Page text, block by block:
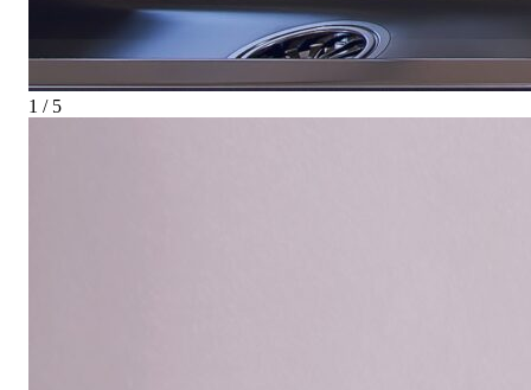
1 / 5